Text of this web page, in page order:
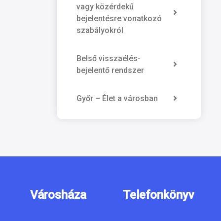
vagy közérdekű
bejelentésre vonatkozó
szabályokról
Belső visszaélés-
bejelentő rendszer
Győr – Élet a városban
Városháza Telefonkönyv